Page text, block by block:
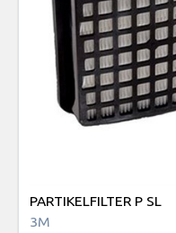
PARTIKELFILTER P SL
3M